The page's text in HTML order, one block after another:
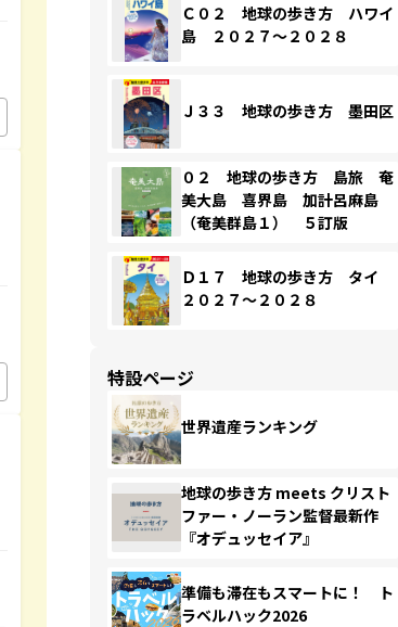
Ｃ０２ 地球の歩き方 ハワイ
島 ２０２７～２０２８
Ｊ３３ 地球の歩き方 墨田区
０２ 地球の歩き方 島旅 奄
美大島 喜界島 加計呂麻島
（奄美群島１） ５訂版
Ｄ１７ 地球の歩き方 タイ
２０２７～２０２８
特設ページ
世界遺産ランキング
地球の歩き方 meets クリスト
ファー・ノーラン監督最新作
『オデュッセイア』
準備も滞在もスマートに！ ト
ラベルハック2026